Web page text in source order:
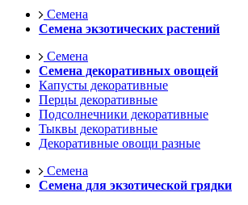
Семена
Семена экзотических растений
Семена
Семена декоративных овощей
Капусты декоративные
Перцы декоративные
Подсолнечники декоративные
Тыквы декоративные
Декоративные овощи разные
Семена
Семена для экзотической грядки